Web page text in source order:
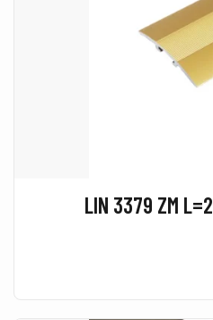
LIN 3379 ZM